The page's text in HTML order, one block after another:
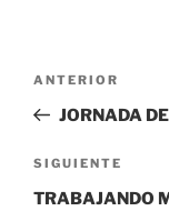
entradas
Entrada
anterior:
ANTERIOR
JORNADA
Siguiente
entrada
SIGUIENTE
TRABAJANDO